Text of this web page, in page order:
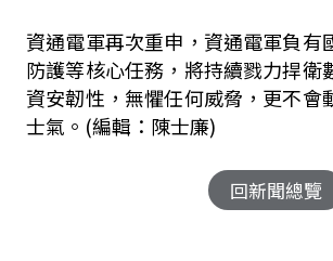
資通電軍再次重申，資通電軍負有
防護等核心任務，將持續戮力捍衛
資安韌性，無懼任何威脅，更不會
士氣。(編輯：陳士廉)
回新聞總覽